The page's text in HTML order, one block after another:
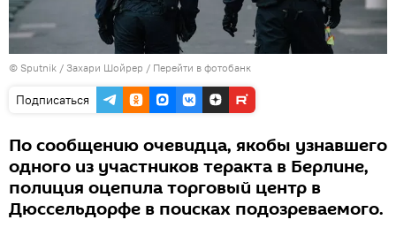
© Sputnik / Захари Шойрер / Перейти в фотобанк
Подписаться
По сообщению очевидца, якобы узнавшего
одного из участников теракта в Берлине,
полиция оцепила торговый центр в
Дюссельдорфе в поисках подозреваемого.